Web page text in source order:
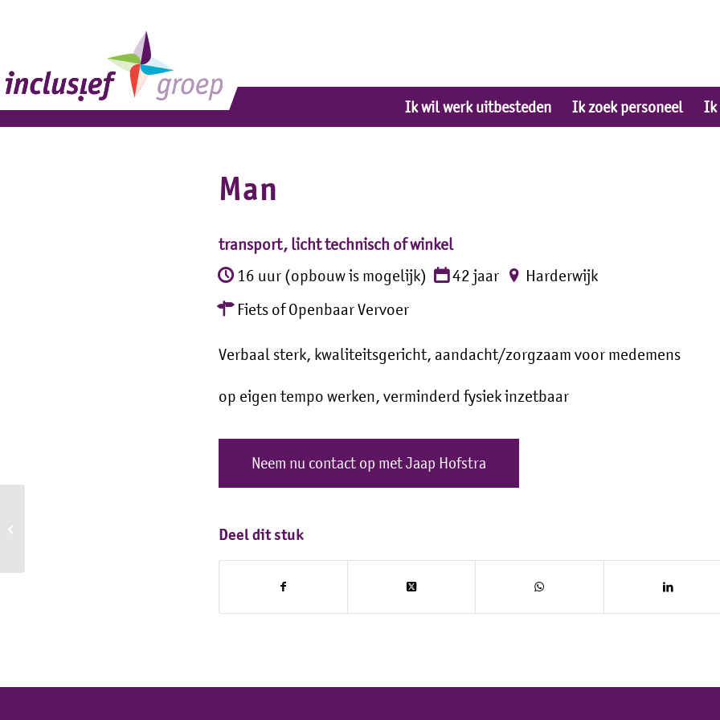
Ik wil werk uitbesteden Ik zoek personeel Ik
Man
transport, licht technisch of winkel
16 uur (opbouw is mogelijk)
42 jaar
Harderwijk
Fiets of Openbaar Vervoer
Verbaal sterk, kwaliteitsgericht, aandacht/zorgzaam voor medemens
op eigen tempo werken, verminderd fysiek inzetbaar
Neem nu contact op met Jaap Hofstra
Deel dit stuk